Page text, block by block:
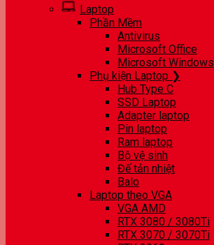
Laptop
Phần Mềm
Antivirus
Microsoft Office
Microsoft Windows
Phụ kiện Laptop ❯
Hub Type C
SSD Laptop
Adapter laptop
Pin laptop
Ram laptop
Bộ vệ sinh
Đế tản nhiệt
Balo
Laptop theo VGA
VGA AMD
RTX 3080 / 3080Ti
RTX 3070 / 3070Ti